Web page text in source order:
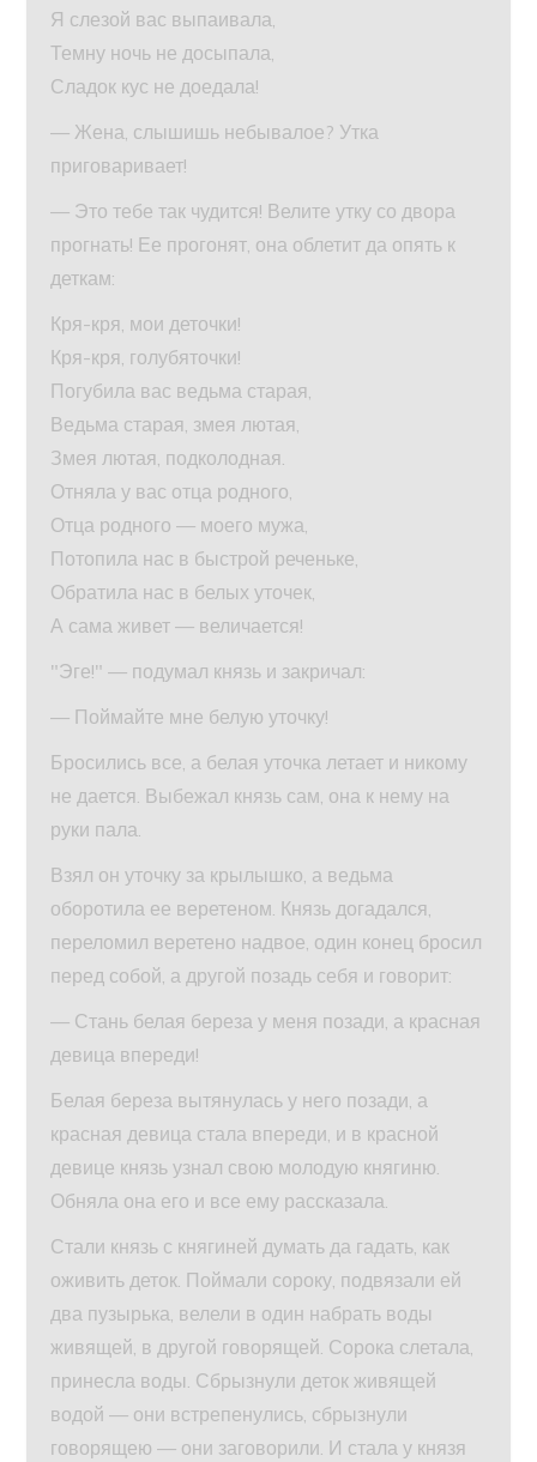
Я слезой вас выпаивала,
Темну ночь не досыпала,
Сладок кус не доедала!
— Жена, слышишь небывалое? Утка
приговаривает!
— Это тебе так чудится! Велите утку со двора
прогнать! Ее прогонят, она облетит да опять к
деткам:
Кря-кря, мои деточки!
Кря-кря, голубяточки!
Погубила вас ведьма старая,
Ведьма старая, змея лютая,
Змея лютая, подколодная.
Отняла у вас отца родного,
Отца родного — моего мужа,
Потопила нас в быстрой реченьке,
Обратила нас в белых уточек,
А сама живет — величается!
"Эге!" — подумал князь и закричал:
— Поймайте мне белую уточку!
Бросились все, а белая уточка летает и никому
не дается. Выбежал князь сам, она к нему на
руки пала.
Взял он уточку за крылышко, а ведьма
оборотила ее веретеном. Князь догадался,
переломил веретено надвое, один конец бросил
перед собой, а другой позадь себя и говорит:
— Стань белая береза у меня позади, а красная
девица впереди!
Белая береза вытянулась у него позади, а
красная девица стала впереди, и в красной
девице князь узнал свою молодую княгиню.
Обняла она его и все ему рассказала.
Стали князь с княгиней думать да гадать, как
оживить деток. Поймали сороку, подвязали ей
два пузырька, велели в один набрать воды
живящей, в другой говорящей. Сорока слетала,
принесла воды. Сбрызнули деток живящей
водой — они встрепенулись, сбрызнули
говорящею — они заговорили. И стала у князя